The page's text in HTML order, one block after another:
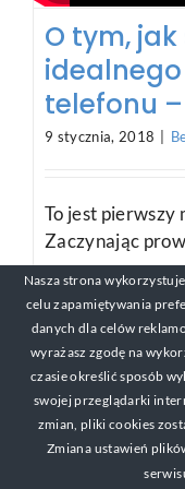
O tym, jak
telefonu –
9 stycznia, 2018 |
To jest pierwszy
Zaczynając
© Copyright
Nasza strona
celu zapamiętywania
danych dla celów
wyrażasz zgodę na
czasie określić sposób
swojej przeglądarki
zmian, pliki cookies
Zmiana ustawień